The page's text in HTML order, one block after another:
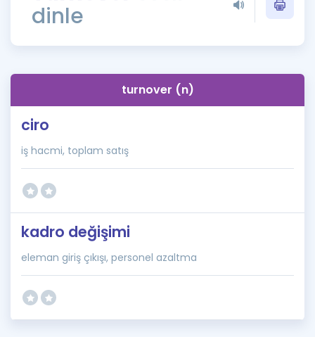
ÖSYM Sınav Takvimi
İngilizce Gramer
dinle
turnover (n)
ciro
iş hacmi, toplam satış
kadro değişimi
eleman giriş çıkışı, personel azaltma